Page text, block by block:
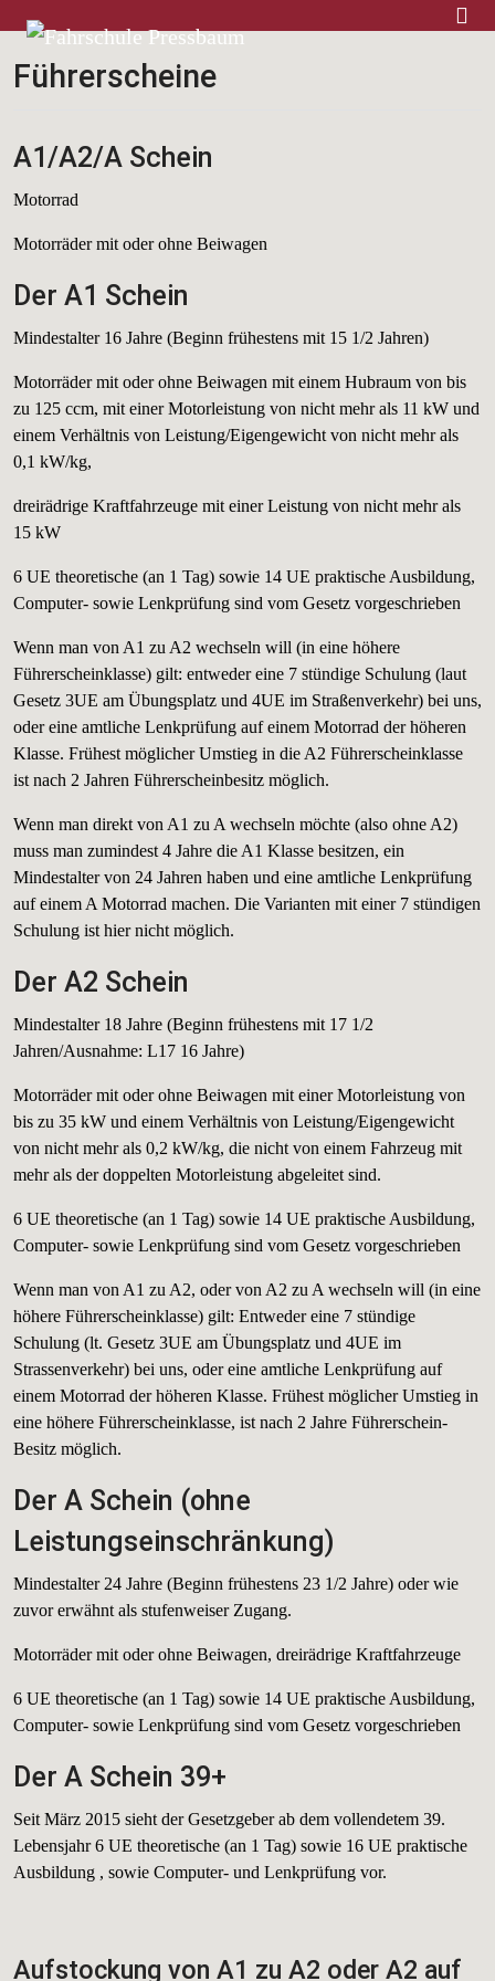
Home
Führerscheine
A1/A2/A Schein
Motorrad
Motorräder mit oder ohne Beiwagen
Der A1 Schein
Mindestalter 16 Jahre (Beginn frühestens mit 15 1/2 Jahren)
Motorräder mit oder ohne Beiwagen mit einem Hubraum von bis
zu 125 ccm, mit einer Motorleistung von nicht mehr als 11 kW und
einem Verhältnis von Leistung/Eigengewicht von nicht mehr als
0,1 kW/kg,
dreirädrige Kraftfahrzeuge mit einer Leistung von nicht mehr als
15 kW
6 UE theoretische (an 1 Tag) sowie 14 UE praktische Ausbildung,
Computer- sowie Lenkprüfung sind vom Gesetz vorgeschrieben
Wenn man von A1 zu A2 wechseln will (in eine höhere
Führerscheinklasse) gilt: entweder eine 7 stündige Schulung (laut
Gesetz 3UE am Übungsplatz und 4UE im Straßenverkehr) bei uns,
oder eine amtliche Lenkprüfung auf einem Motorrad der höheren
Klasse. Frühest möglicher Umstieg in die A2 Führerscheinklasse
ist nach 2 Jahren Führerscheinbesitz möglich.
Wenn man direkt von A1 zu A wechseln möchte (also ohne A2)
muss man zumindest 4 Jahre die A1 Klasse besitzen, ein
Mindestalter von 24 Jahren haben und eine amtliche Lenkprüfung
auf einem A Motorrad machen. Die Varianten mit einer 7 stündigen
Schulung ist hier nicht möglich.
Der A2 Schein
Mindestalter 18 Jahre (Beginn frühestens mit 17 1/2
Jahren/Ausnahme: L17 16 Jahre)
Motorräder mit oder ohne Beiwagen mit einer Motorleistung von
bis zu 35 kW und einem Verhältnis von Leistung/Eigengewicht
von nicht mehr als 0,2 kW/kg, die nicht von einem Fahrzeug mit
mehr als der doppelten Motorleistung abgeleitet sind.
6 UE theoretische (an 1 Tag) sowie 14 UE praktische Ausbildung,
Computer- sowie Lenkprüfung sind vom Gesetz vorgeschrieben
Wenn man von A1 zu A2, oder von A2 zu A wechseln will (in eine
höhere Führerscheinklasse) gilt: Entweder eine 7 stündige
Schulung (lt. Gesetz 3UE am Übungsplatz und 4UE im
Strassenverkehr) bei uns, oder eine amtliche Lenkprüfung auf
einem Motorrad der höheren Klasse. Frühest möglicher Umstieg in
eine höhere Führerscheinklasse, ist nach 2 Jahre Führerschein-
Besitz möglich.
Der A Schein (ohne
Leistungseinschränkung)
Mindestalter 24 Jahre (Beginn frühestens 23 1/2 Jahre) oder wie
zuvor erwähnt als stufenweiser Zugang.
Motorräder mit oder ohne Beiwagen, dreirädrige Kraftfahrzeuge
6 UE theoretische (an 1 Tag) sowie 14 UE praktische Ausbildung,
Computer- sowie Lenkprüfung sind vom Gesetz vorgeschrieben
Der A Schein 39+
Seit März 2015 sieht der Gesetzgeber ab dem vollendetem 39.
Lebensjahr 6 UE theoretische (an 1 Tag) sowie 16 UE praktische
Ausbildung , sowie Computer- und Lenkprüfung vor.
Aufstockung von A1 zu A2 oder A2 auf